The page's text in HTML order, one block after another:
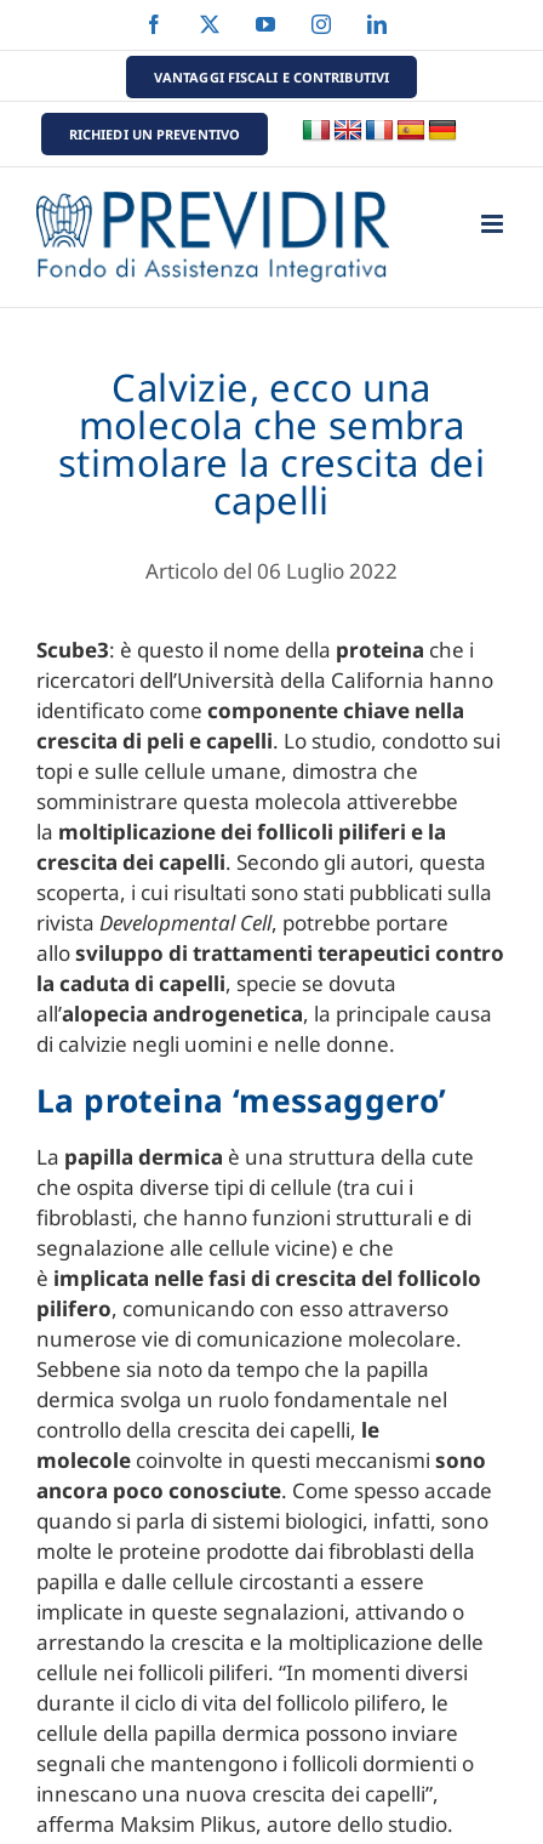
al
Facebook YouTubeInstagramLinkedIn
VANTAGGI FISCALI E CONTRIBUTIVI
RICHIEDI UN PREVENTIVO
Calvizie, ecco una
molecola che sembra
stimolare la crescita dei
capelli
Articolo del 06 Luglio 2022
Scube3: è questo il nome della proteina che i
ricercatori dell’Università della California hanno
identificato come componente chiave nella
crescita di peli ecapelli. Lo studio, condotto sui
topi e sulle cellule umane, dimostra che
somministrare questa molecola attiverebbe
la moltiplicazione dei follicoli piliferi e la
crescita dei capelli. Secondo gli autori, questa
scoperta, i cui risultati sono stati pubblicati sulla
rivista Developmental Cell, potrebbe portare
allosviluppo di trattamenti terapeutici contro
la caduta di capelli, specie se dovuta
all’alopecia androgenetica, la principale causa
di calvizie negli uomini e nelle donne.
La proteina ‘messaggero’
La papilla dermica è una struttura della cute
che ospita diverse tipi di cellule (tra cui i
fibroblasti, che hanno funzioni strutturali e di
segnalazione alle cellule vicine) e che
è implicata nelle fasi di crescita del follicolo
pilifero, comunicando con esso attraverso
numerose vie di comunicazione molecolare.
Sebbene sia noto da tempo che la papilla
dermica svolga un ruolo fondamentale nel
controllo della crescita dei capelli, le
molecolecoinvolte in questi meccanismi sono
ancora poco conosciute. Come spesso accade
quando si parla di sistemi biologici, infatti, sono
molte le proteine prodotte dai fibroblasti della
papilla e dalle cellule circostanti a essere
implicate in queste segnalazioni, attivando o
arrestando la crescita e la moltiplicazione delle
cellule nei follicoli piliferi. “In momenti diversi
durante il ciclo di vita del follicolo pilifero, le
cellule della papilla dermica possono inviare
segnali che mantengono i follicoli dormienti o
innescano una nuova crescita dei capelli”,
afferma Maksim Plikus, autore dello studio.